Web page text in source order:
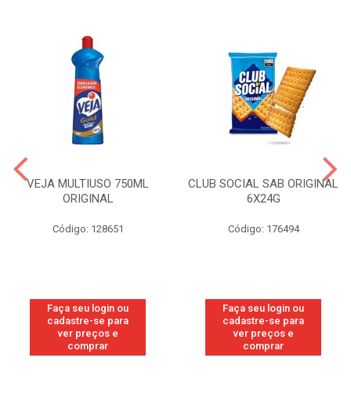
VEJA MULTIUSO 750ML
ORIGINAL
Código: 128651
Faça seu login ou
cadastre-se para
ver preços e
comprar
CLUB SOCIAL SAB ORIGINAL
6X24G
Código: 176494
Faça seu login ou
cadastre-se para
ver preços e
comprar